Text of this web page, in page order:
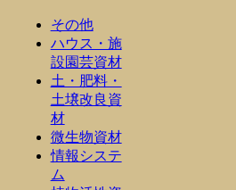
その他
ハウス・施
設園芸資材
土・肥料・
土壌改良資
材
微生物資材
情報システ
ム